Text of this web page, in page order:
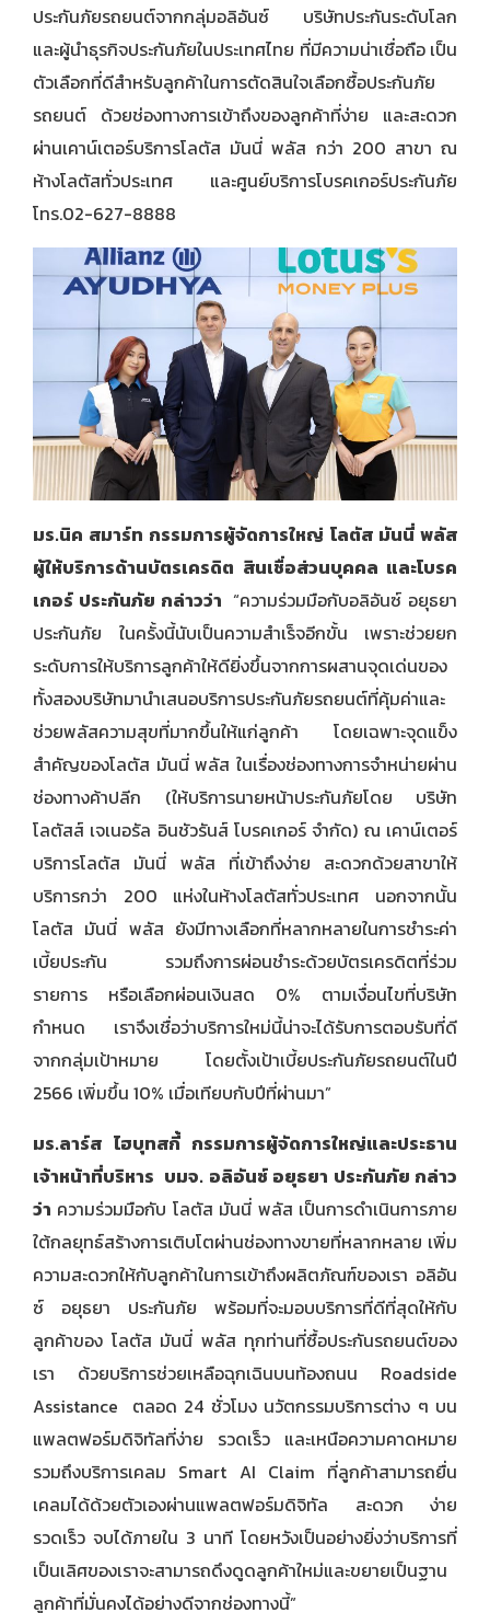
ประกันภัยรถยนต์จากกลุ่มอลิอันซ์ บริษัทประกันระดับโลก
และผู้นำธุรกิจประกันภัยในประเทศไทย ที่มีความน่าเชื่อถือ เป็น
ตัวเลือกที่ดีสำหรับลูกค้าในการตัดสินใจเลือกซื้อประกันภัย
รถยนต์ ด้วยช่องทางการเข้าถึงของลูกค้าที่ง่าย และสะดวก
ผ่านเคาน์เตอร์บริการโลตัส มันนี่ พลัส กว่า 200 สาขา ณ
ห้างโลตัสทั่วประเทศ และศูนย์บริการโบรคเกอร์ประกันภัย
โทร.02-627-8888
มร.นิค สมาร์ท กรรมการผู้จัดการใหญ่ โลตัส มันนี่ พลัส
ผู้ให้บริการด้านบัตรเครดิต สินเชื่อส่วนบุคคล และโบรค
เกอร์ ประกันภัย กล่าวว่า “ความร่วมมือกับอลิอันซ์ อยุธยา
ประกันภัย ในครั้งนี้นับเป็นความสำเร็จอีกขั้น เพราะช่วยยก
ระดับการให้บริการลูกค้าให้ดียิ่งขึ้นจากการผสานจุดเด่นของ
ทั้งสองบริษัทมานำเสนอบริการประกันภัยรถยนต์ที่คุ้มค่าและ
ช่วยพลัสความสุขที่มากขึ้นให้แก่ลูกค้า โดยเฉพาะจุดแข็ง
สำคัญของโลตัส มันนี่ พลัส ในเรื่องช่องทางการจำหน่ายผ่าน
ช่องทางค้าปลีก (ให้บริการนายหน้าประกันภัยโดย บริษัท
โลตัสส์ เจเนอรัล อินชัวรันส์ โบรคเกอร์ จำกัด) ณ เคาน์เตอร์
บริการโลตัส มันนี่ พลัส ที่เข้าถึงง่าย สะดวกด้วยสาขาให้
บริการกว่า 200 แห่งในห้างโลตัสทั่วประเทศ นอกจากนั้น
โลตัส มันนี่ พลัส ยังมีทางเลือกที่หลากหลายในการชำระค่า
เบี้ยประกัน รวมถึงการผ่อนชำระด้วยบัตรเครดิตที่ร่วม
รายการ หรือเลือกผ่อนเงินสด 0% ตามเงื่อนไขที่บริษัท
กำหนด เราจึงเชื่อว่าบริการใหม่นี้น่าจะได้รับการตอบรับที่ดี
จากกลุ่มเป้าหมาย โดยตั้งเป้าเบี้ยประกันภัยรถยนต์ในปี
2566 เพิ่มขึ้น 10% เมื่อเทียบกับปีที่ผ่านมา”
มร.ลาร์ส ไฮบุทสกี้ กรรมการผู้จัดการใหญ่และประธาน
เจ้าหน้าที่บริหาร บมจ. อลิอันซ์ อยุธยา ประกันภัย กล่าว
ว่า ความร่วมมือกับ โลตัส มันนี่ พลัส เป็นการดำเนินการภาย
ใต้กลยุทธ์สร้างการเติบโตผ่านช่องทางขายที่หลากหลาย เพิ่ม
ความสะดวกให้กับลูกค้าในการเข้าถึงผลิตภัณฑ์ของเรา อลิอัน
ซ์ อยุธยา ประกันภัย พร้อมที่จะมอบบริการที่ดีที่สุดให้กับ
ลูกค้าของ โลตัส มันนี่ พลัส ทุกท่านที่ซื้อประกันรถยนต์ของ
เรา ด้วยบริการช่วยเหลือฉุกเฉินบนท้องถนน Roadside
Assistance
ตลอด 24 ชั่วโมง นวัตกรรมบริการต่าง ๆ บน
แพลตฟอร์มดิจิทัลที่ง่าย รวดเร็ว และเหนือความคาดหมาย
รวมถึงบริการเคลม Smart AI Claim ที่ลูกค้าสามารถยื่น
เคลมได้ด้วยตัวเองผ่านแพลตฟอร์มดิจิทัล สะดวก ง่าย
รวดเร็ว จบได้ภายใน 3 นาที โดยหวังเป็นอย่างยิ่งว่าบริการที่
เป็นเลิศของเราจะสามารถดึงดูดลูกค้าใหม่และขยายเป็นฐาน
ลูกค้าที่มั่นคงได้อย่างดีจากช่องทางนี้”